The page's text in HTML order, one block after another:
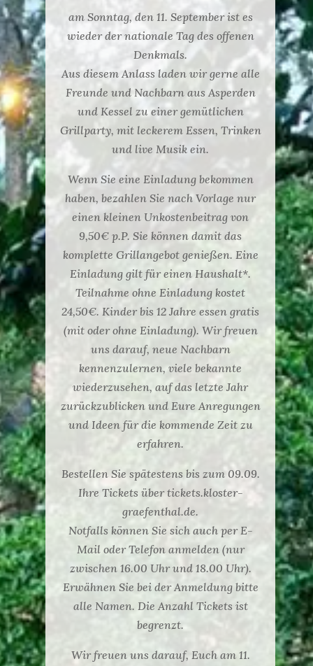
am Sonntag, den 11. September ist es
wieder der nationale Tag des offenen
Denkmals.
Aus diesem Anlass laden wir gerne alle
Freunde und Nachbarn aus Asperden
und Kessel zu einer gemütlichen
Grillparty, mit leckerem Essen, Trinken
und live Musik ein.
Wenn Sie eine Einladung bekommen
haben, bezahlen Sie nach Vorlage nur
einen kleinen Unkostenbeitrag von
9,50€ p.P. Sie können damit das
komplette Grillangebot genießen. Eine
Einladung gilt für einen Haushalt*.
Teilnahme ohne Einladung kostet
24,50€. Kinder bis 12 Jahre essen gratis
(mit oder ohne Einladung). Wir freuen
uns darauf, neue Nachbarn
kennenzulernen, viele bekannte
wiederzusehen, auf das letzte Jahr
zurückzublicken und Eure Anregungen
und Ideen für die kommende Zeit zu
erfahren.
Bestellen Sie spätestens bis zum 09.09.
Ihre Tickets über tickets.kloster-
graefenthal.de.
Notfalls können Sie sich auch per E-
Mail oder Telefon anmelden (nur
zwischen 16.00 Uhr und 18.00 Uhr).
Erwähnen Sie bei der Anmeldung bitte
alle Namen. Die Anzahl Tickets ist
begrenzt.
Wir freuen uns darauf, Euch am 11.